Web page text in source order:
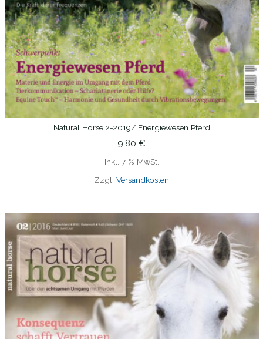
IN DEN WARENKORB
Natural Horse 2-2019/ Energiewesen Pferd
9,80 €
Inkl. 7 % MwSt.
Zzgl. Versandkosten